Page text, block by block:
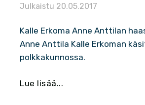
Julkaistu 20.05.2017
Kalle Erkoma Anne Anttilan
Anne Anttila Kalle Erkoman
polkkakunnossa.
Lue lisää...